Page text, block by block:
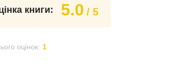
книги: 5.0 / 5
оцінок: 1